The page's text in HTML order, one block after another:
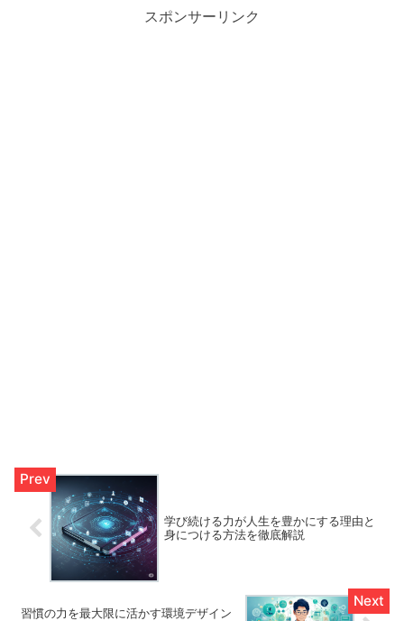
テキスト生成、画像解析、コード作成な
ど各機能の詳しい操作方法ビジネスや日
スポンサーリンク
学び続ける力が人生を豊かにする理由と
身につける方法を徹底解説
習慣の力を最大限に活かす環境デザイン